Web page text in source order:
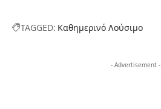
TAGGED: Καθημερινό Λούσιμο
- Advertisement -